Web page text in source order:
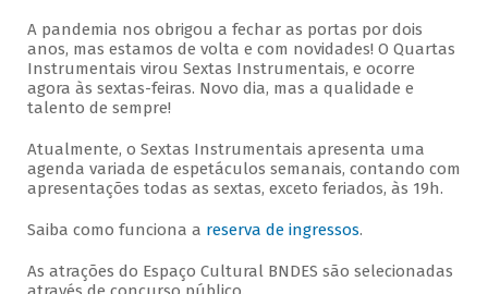
A pandemia nos obrigou a fechar as portas por dois
anos, mas estamos de volta e com novidades! O Quartas
Instrumentais virou Sextas Instrumentais, e ocorre
agora às sextas-feiras. Novo dia, mas a qualidade e
talento de sempre!
Atualmente, o Sextas Instrumentais apresenta uma
agenda variada de espetáculos semanais, contando com
apresentações todas as sextas, exceto feriados, às 19h.
Saiba como funciona a reserva de ingressos.
As atrações do Espaço Cultural BNDES são selecionadas